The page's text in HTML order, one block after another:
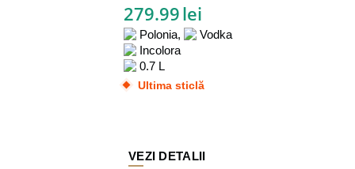
279.99lei
Polonia,
Vodka
Incolora
0.7 L
Ultima sticlă
VEZI DETALII